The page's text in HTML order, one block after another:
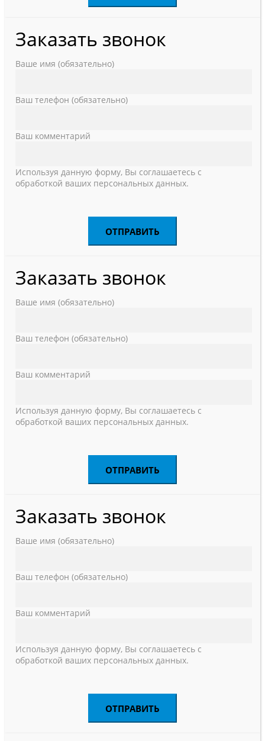
Заказать звонок
Ваше имя (обязательно)
Ваш телефон (обязательно)
Ваш комментарий
Используя данную форму, Вы соглашаетесь с
обработкой ваших персональных данных.
Заказать звонок
Ваше имя (обязательно)
Ваш телефон (обязательно)
Ваш комментарий
Используя данную форму, Вы соглашаетесь с
обработкой ваших персональных данных.
Заказать звонок
Ваше имя (обязательно)
Ваш телефон (обязательно)
Ваш комментарий
Используя данную форму, Вы соглашаетесь с
обработкой ваших персональных данных.